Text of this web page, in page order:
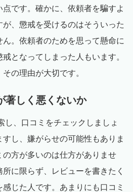
点です。確かに、依頼者を騙すよ
が、懲戒を受けるのはそういった
。依頼者のためを思って懸命に
となってしまった人もいます。
の理由が大切です。
著しく悪くないか
し、口コミをチェックしましょ
し、嫌がらせの可能性もありま
方が多いのは仕方がありませ
に限らず、レビューを書きたく
じた人です。あまりにも口コミ